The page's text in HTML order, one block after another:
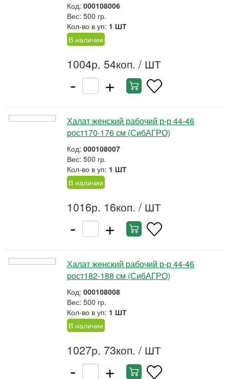
Код: 000108006
Вес: 500 гр.
Кол-во в уп: 1 ШТ
В наличии
1004р. 54коп. / ШТ
- +
Халат женский рабочий р-р 44-46
рост170-176 см (СибАГРО)
Код: 000108007
Вес: 500 гр.
Кол-во в уп: 1 ШТ
В наличии
1016р. 16коп. / ШТ
- +
Халат женский рабочий р-р 44-46
рост182-188 см (СибАГРО)
Код: 000108008
Вес: 500 гр.
Кол-во в уп: 1 ШТ
В наличии
1027р. 73коп. / ШТ
- +